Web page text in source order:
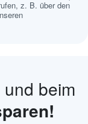
z. B. über den
beim